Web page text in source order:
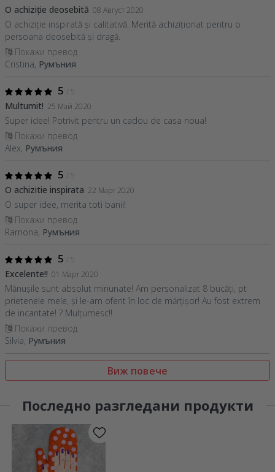
O achiziție deosebită 08 Август 2020
O achiziție inspirată și calitativă. Merită achiziționat pentru o
persoana deosebită și dragă.
Покажи превод
Cristina, Румъния
5 / 5
Multumit! 25 Май 2020
Super idee! Potrivit pentru un cadou de casa noua!
Покажи превод
Alex, Румъния
5 / 5
O achizitie inspirata 22 Март 2020
O super idee, merita toti banii!
Покажи превод
Ramona, Румъния
5 / 5
Excelente!! 01 Март 2020
Mănușile sunt absolut minunate! Am personalizat 8 bucăți, pt
prietenele mele, și le-am oferit în loc de mărțișor! Au fost extrem
de incantate! ? Mulțumesc!!
Покажи превод
Silvia, Румъния
Виж повече
Последно разгледани продукти